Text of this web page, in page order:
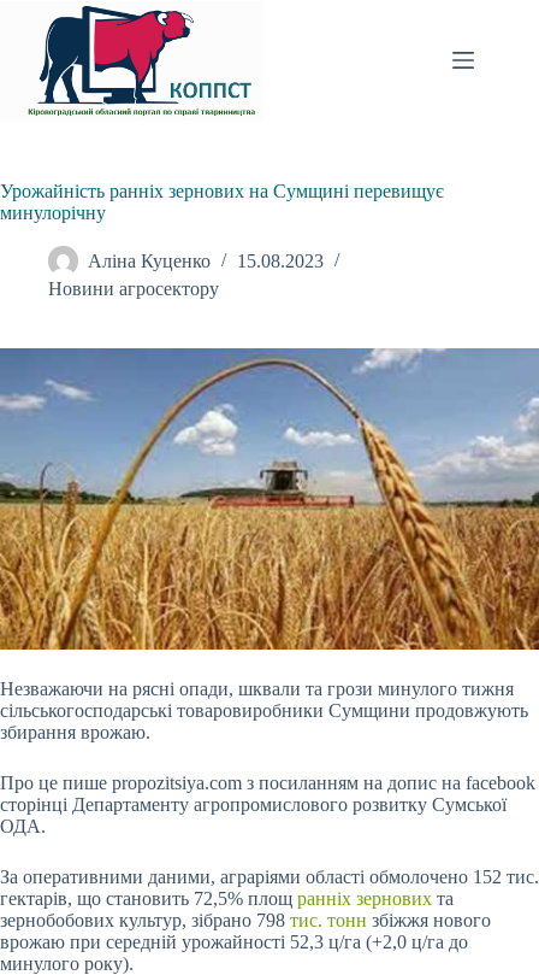
вмісту
Урожайність ранніх зернових на Сумщині перевищує
минулорічну
Аліна Куценко
15.08.2023
Новини агросектору
Незважаючи на рясні опади, шквали та грози минулого тижня
сільськогосподарські товаровиробники Сумщини продовжують
збирання врожаю.
Про це пише propozitsiya.com з посиланням на допис на facebook
сторінці Департаменту агропромислового розвитку Сумської
ОДА.
За оперативними даними, аграріями області обмолочено 152 тис.
гектарів, що становить 72,5% площ ранніх зернових та
зернобобових культур, зібрано 798 тис. тонн збіжжя нового
врожаю при середній урожайності 52,3 ц/га (+2,0 ц/га до
минулого року).